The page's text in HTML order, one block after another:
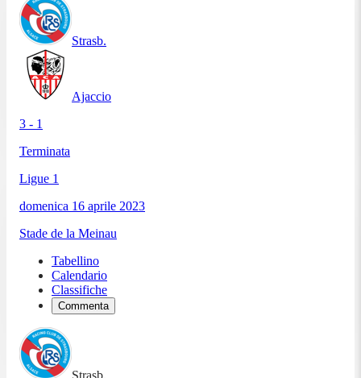
Strasb.
Ajaccio
3 - 1
Terminata
Ligue 1
domenica 16 aprile 2023
Stade de la Meinau
Tabellino
Calendario
Classifiche
Commenta
Strasb.